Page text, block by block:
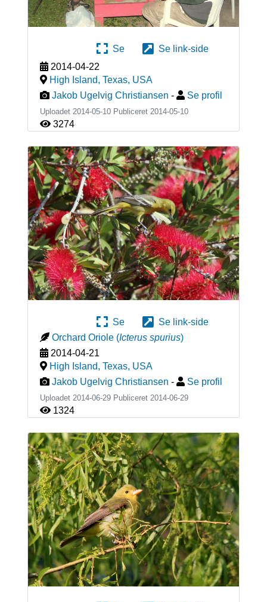
Se
Se link-side
2014-04-22
High Island, Texas, USA
Jakob Ugelvig Christiansen - Se profil
Uploadet 2014-05-10 Publiceret 2014-05-10
3274
Se
Se link-side
Orchard Oriole (Icterus spurius)
2014-04-21
High Island, Texas, USA
Jakob Ugelvig Christiansen - Se profil
Uploadet 2014-06-29 Publiceret 2014-06-29
1324